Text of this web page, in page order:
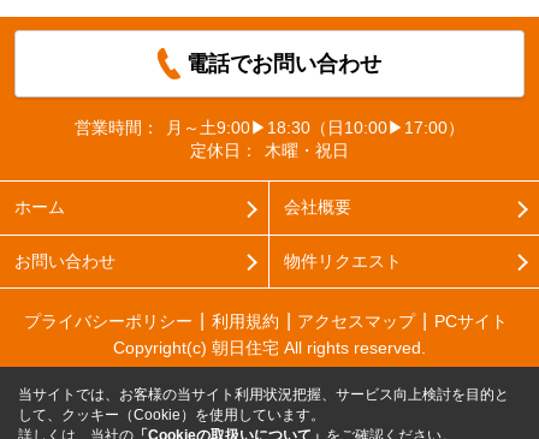
電話でお問い合わせ
営業時間：
月～土9:00▶18:30（日10:00▶17:00）
定休日：
木曜・祝日
ホーム 会社概要
お問い合わせ 物件リクエスト
プライバシーポリシー 利用規約 アクセスマップ
PCサイト
Copyright(c) 朝日住宅 All rights reserved.
当サイトでは、お客様の当サイト利用状況把握、サービス向上検討を目的と
して、クッキー（Cookie）を使用しています。
詳しくは、当社の 「Cookieの取扱いについて」 をご確認ください。